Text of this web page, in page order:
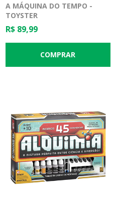
A MÁQUINA DO TEMPO -
TOYSTER
R$ 89,99